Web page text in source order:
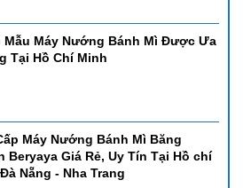
Mẫu Máy Nướng Bánh Mì Được Ưa
Tại Hồ Chí Minh
Máy Nướng Bánh Mì Băng
Beryaya Giá Rẻ, Uy Tín Tại Hồ chí
Nẵng - Nha Trang